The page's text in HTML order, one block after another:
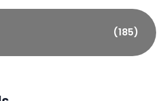
(185)